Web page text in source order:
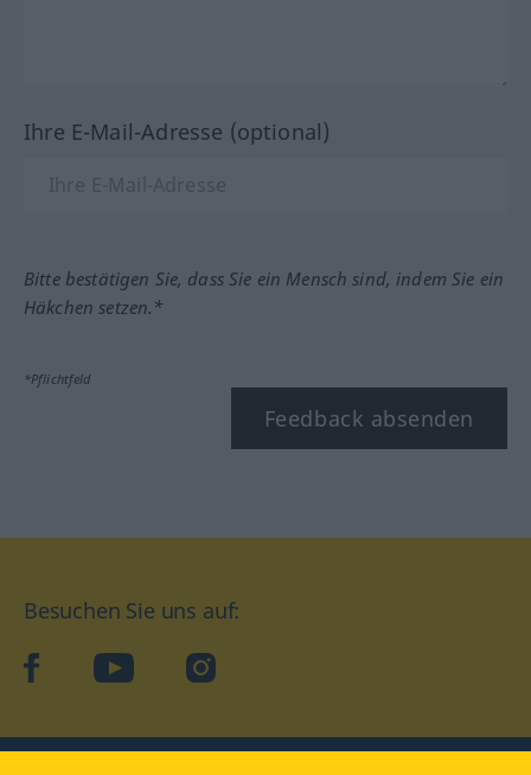
Ihre E-Mail-Adresse (optional)
Bitte bestätigen Sie, dass Sie ein Mensch sind, indem Sie ein
Häkchen setzen.*
*Pflichtfeld
Feedback absenden
Besuchen Sie uns auf:
facebookYouTube Instagram